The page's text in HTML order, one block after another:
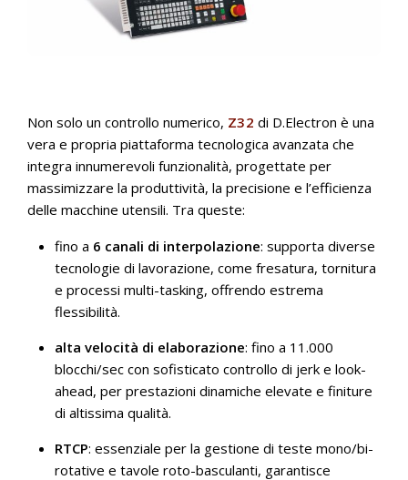
Non solo un controllo numerico, Z32 di D.Electron è una
vera e propria piattaforma tecnologica avanzata che
integra innumerevoli funzionalità, progettate per
massimizzare la produttività, la precisione e l’efficienza
delle macchine utensili. Tra queste:
fino a 6 canali di interpolazione: supporta diverse
tecnologie di lavorazione, come fresatura, tornitura
e processi multi-tasking, offrendo estrema
flessibilità.
alta velocità di elaborazione: fino a 11.000
blocchi/sec con sofisticato controllo di jerk e look-
ahead, per prestazioni dinamiche elevate e finiture
di altissima qualità.
RTCP: essenziale per la gestione di teste mono/bi-
rotative e tavole roto-basculanti, garantisce